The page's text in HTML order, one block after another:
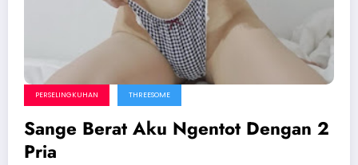
PERSELINGKUHAN THREESOME
Sange Berat Aku Ngentot Dengan 2
Pria